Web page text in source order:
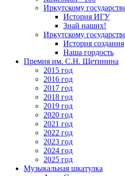
Иркутскому
История ИГУ
Знай наших!
Иркутскому
История создания
Наша гордость
Премия им. С.Н. Щетинина
2015 год
2016 год
2017 год
2018 год
2019 год
2020 год
2021 год
2022 год
2023 год
2024 год
2025 год
Музыкальная шкатулка